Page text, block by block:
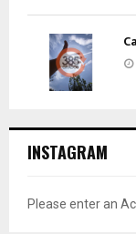
INSTAGRAM
Please enter an